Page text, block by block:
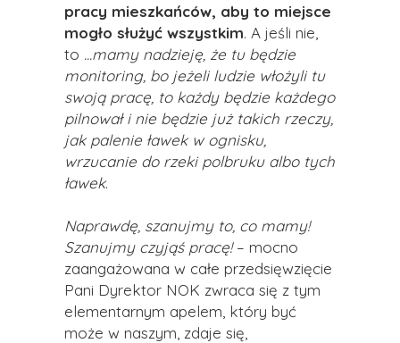
pracy mieszkańców, aby to miejsce
mogło służyć wszystkim. A jeśli nie,
to ...mamy nadzieję, że tu będzie
monitoring, bo jeżeli ludzie włożyli tu
swoją pracę, to każdy będzie każdego
pilnował i nie będzie już takich rzeczy,
jak palenie ławek w ognisku,
wrzucanie do rzeki polbruku albo tych
ławek.
Naprawdę, szanujmy to, co mamy!
Szanujmy czyjąś pracę!– mocno
zaangażowana w całe przedsięwzięcie
Pani Dyrektor NOK zwraca się z tym
elementarnym apelem, który być
może w naszym, zdaje się,